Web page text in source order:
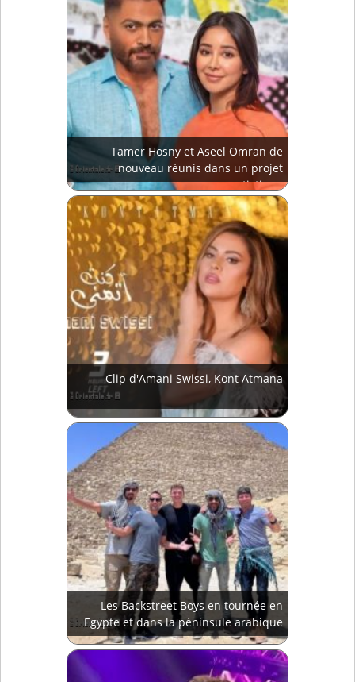
Tamer Hosny et Aseel Omran de
nouveau réunis dans un projet
artistique
Clip d'Amani Swissi, Kont Atmana
Les Backstreet Boys en tournée en
Egypte et dans la péninsule arabique